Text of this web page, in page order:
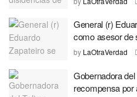
General (r)
como asesor de
by LaOtraVerdad
Gobernadora
recompensa por